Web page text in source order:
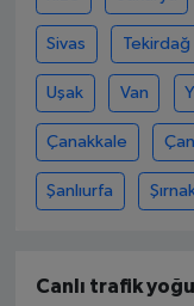
Sivas Tekirdağ
Uşak Van
Çanakkale
Şanlıurfa
Canlı trafik